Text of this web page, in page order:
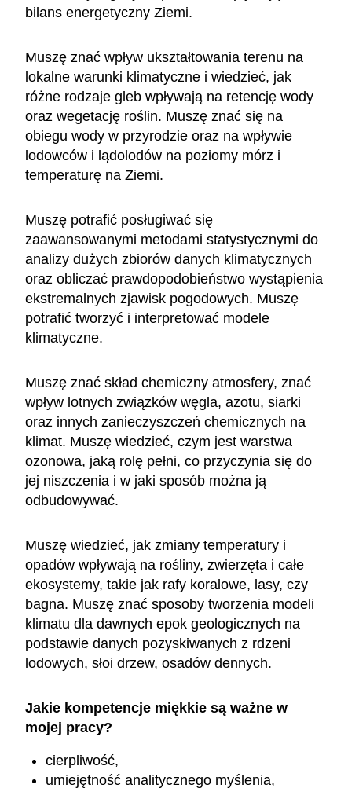
bilans energetyczny Ziemi.
Muszę znać wpływ ukształtowania terenu na
lokalne warunki klimatyczne i wiedzieć, jak
różne rodzaje gleb wpływają na retencję wody
oraz wegetację roślin. Muszę znać się na
obiegu wody w przyrodzie oraz na wpływie
lodowców i lądolodów na poziomy mórz i
temperaturę na Ziemi.
Muszę potrafić posługiwać się
zaawansowanymi metodami statystycznymi do
analizy dużych zbiorów danych klimatycznych
oraz obliczać prawdopodobieństwo wystąpienia
ekstremalnych zjawisk pogodowych. Muszę
potrafić tworzyć i interpretować modele
klimatyczne.
Muszę znać skład chemiczny atmosfery, znać
wpływ lotnych związków węgla, azotu, siarki
oraz innych zanieczyszczeń chemicznych na
klimat. Muszę wiedzieć, czym jest warstwa
ozonowa, jaką rolę pełni, co przyczynia się do
jej niszczenia i w jaki sposób można ją
odbudowywać.
Muszę wiedzieć, jak zmiany temperatury i
opadów wpływają na rośliny, zwierzęta i całe
ekosystemy, takie jak rafy koralowe, lasy, czy
bagna. Muszę znać sposoby tworzenia modeli
klimatu dla dawnych epok geologicznych na
podstawie danych pozyskiwanych z rdzeni
lodowych, słoi drzew, osadów dennych.
Jakie kompetencje miękkie są ważne w
mojej pracy?
cierpliwość,
umiejętność analitycznego myślenia,